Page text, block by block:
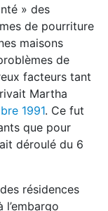
» des
de pourriture
maisons
de
facteurs tant
Martha
1991. Ce fut
que pour
déroulé du 6
résidences